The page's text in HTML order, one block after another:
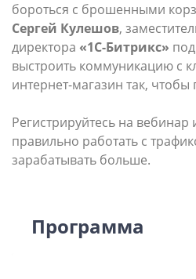
бороться с брошенными
Сергей Кулешов,
директора «1С-Битрикс»
выстроить коммуникацию с
интернет-магазин так,
Регистрируйтесь на вебинар
правильно работать с
зарабатывать больше.
Программа